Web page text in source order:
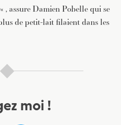
« , assure Damien Pobelle qui se
de petit-lait filaient dans les
moi !
semaines notre lettre
…